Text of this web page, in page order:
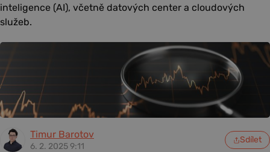
inteligence (AI), včetně datových center a cloudových
služeb.
Timur Barotov
6. 2. 2025 9:11
Sdílet